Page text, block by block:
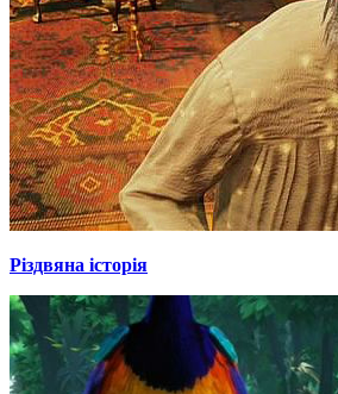
Різдвяна історія